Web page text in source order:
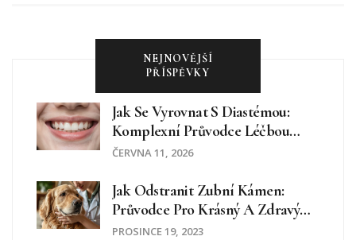
NEJNOVĚJŠÍ
PŘÍSPĚVKY
Jak Se Vyrovnat S Diastémou:
Komplexní Průvodce Léčbou
Mezery Mezi Zuby
ČERVNA 11, 2026
Jak Odstranit Zubní Kámen:
Průvodce Pro Krásný A Zdravý
Úsměv
PROSINCE 19, 2023